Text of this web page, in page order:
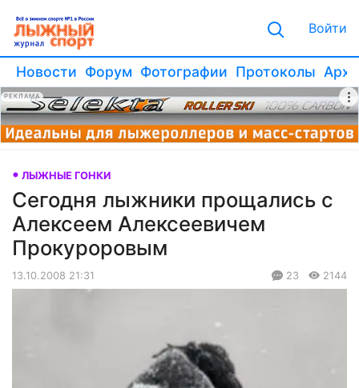
Войти
Новости Форум Фотографии Протоколы
РЕКЛАМА
ЛЫЖНЫЕ ГОНКИ
Сегодня лыжники прощались с
Алексеем Алексеевичем
Прокуроровым
13.10.2008 21:31 23 2144